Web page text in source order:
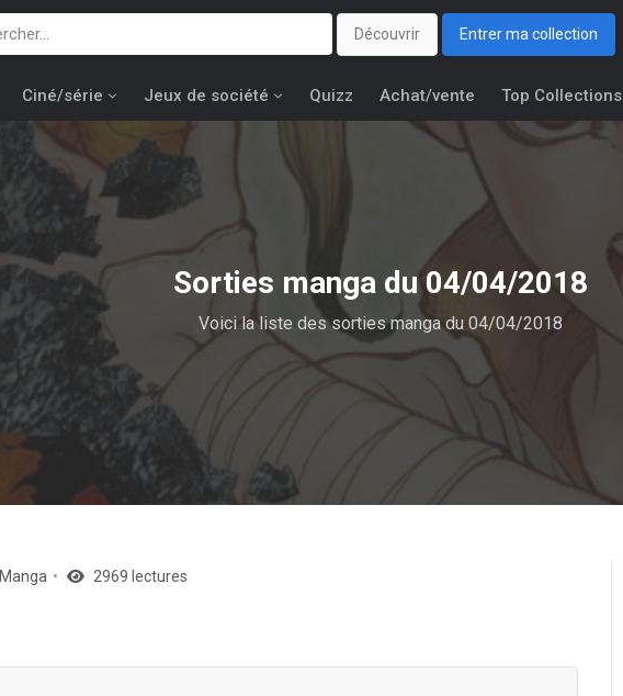
Découvrir Entrer ma collection
Ciné/série Jeux de société Quizz Achat/vente Top Collections
Sorties manga du 04/04/2018
Voici la liste des sorties manga du 04/04/2018
Manga 2969 lectures